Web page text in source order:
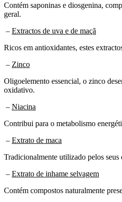
Contém saponinas e diosgenina,
geral.
– Extractos de uva e de maçã
Ricos em antioxidantes, estes
– Zinco
Oligoelemento essencial, o zinco
oxidativo.
– Niacina
Contribui para o metabolismo
– Extrato de maca
Tradicionalmente utilizado pelos seus
– Extrato de inhame selvagem
Contém compostos naturalmente